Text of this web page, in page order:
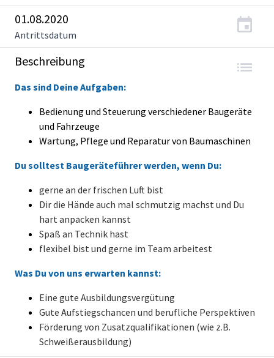
01.08.2020
Antrittsdatum
Beschreibung
Das sind Deine Aufgaben:
Bedienung und Steuerung verschiedener Baugeräte
und Fahrzeuge
Wartung, Pflege und Reparatur von Baumaschinen
Du solltest Baugeräteführer werden, wenn Du:
gerne an der frischen Luft bist
Dir die Hände auch mal schmutzig machst und Du
hart anpacken kannst
Spaß an Technik hast
flexibel bist und gerne im Team arbeitest
Was Du von uns erwarten kannst:
Eine gute Ausbildungsvergütung
Gute Aufstiegschancen und berufliche Perspektiven
Förderung von Zusatzqualifikationen (wie z.B.
Schweißerausbildung)